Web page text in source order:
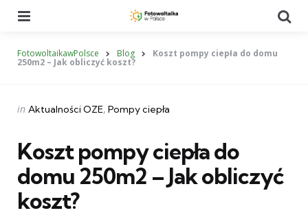
FotowoltaikawPolsce Blog Koszt pompy ciepła do domu
250m2 – Jak obliczyć koszt?
Categories
Posted
in Aktualności OZE Pompy ciepła
Koszt pompy ciepła do
domu 250m2 – Jak obliczyć
koszt?